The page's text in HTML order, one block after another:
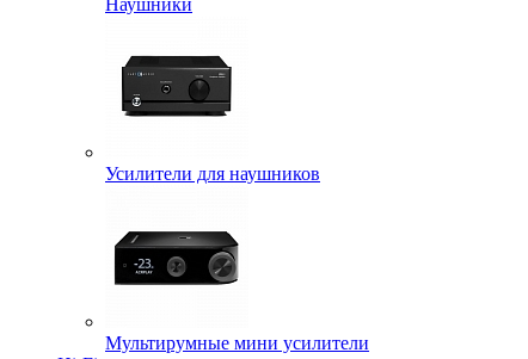
Наушники
Усилители для наушников
Мультирумные мини усилители